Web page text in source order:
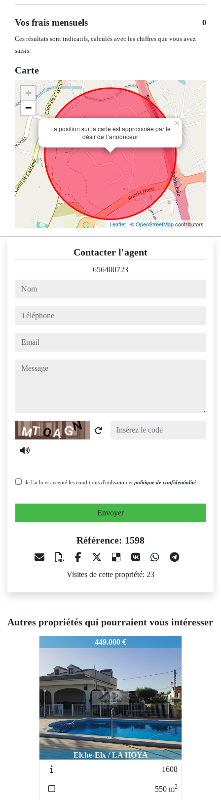
Vos frais mensuels 0
Ces résultats sont indicatifs, calculés avec les chiffres que vous avez
saisis.
Carte
La position sur la carte est approximée par le
désir de l´annonceur
×
+
−
Leaflet | ©OpenStreetMapcontributors
Contacter l'agent
656400723
nom
téléphone
email
message
Captcha
Je l'ai lu et accepté les conditions d'utilisation et politique de confidentialité
Envoyer
Référence: 1598
Visites de cette propriété: 23
Autres propriétés qui pourraient vous intéresser
449.000 €
Elche-Elx / LA HOYA
1608
550 m2